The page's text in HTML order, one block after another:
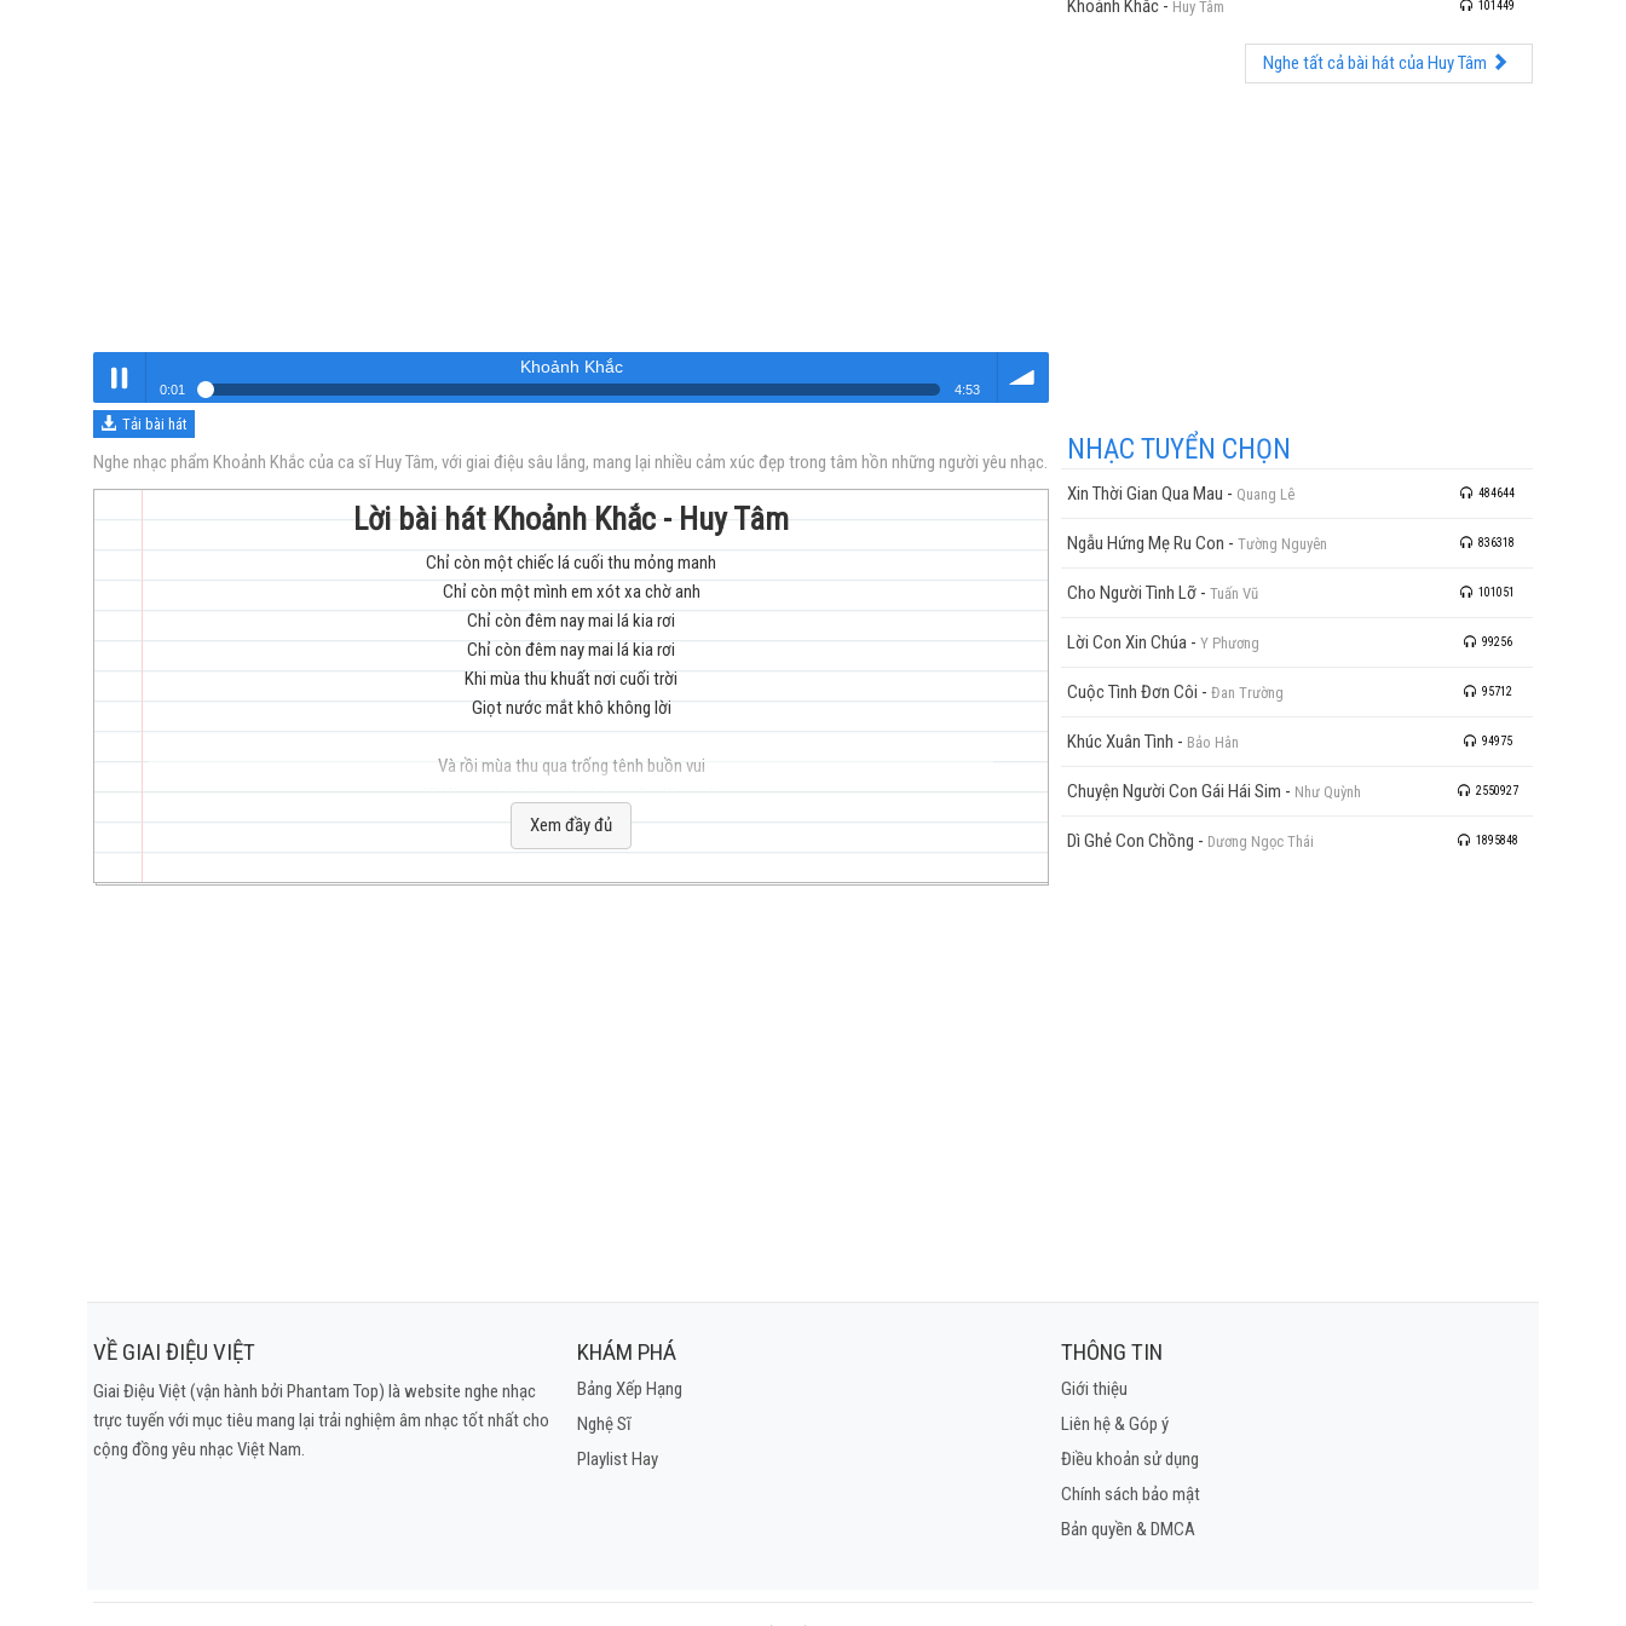
Nghe
Khoảnh Khắc
0:01 4:53
Khoảnh Khắc
Tải bài hát
Nghe nhạc phẩm Khoảnh Khắc của ca sĩ Huy Tâm, với giai điệu sâu lắng, mang lại nhiều cảm xúc đẹp trong tâm hồn những người yêu nhạc.
Lời bài hát Khoảnh Khắc - Huy Tâm
Chỉ còn một chiếc lá cuối thu mỏng manh
Chỉ còn một mình em xót xa chờ anh
Chỉ còn đêm nay mai lá kia rơi
Chỉ còn đêm nay mai lá kia rơi
Khi mùa thu khuất nơi cuối trời
Giọt nước mắt khô không lời
Và rồi mùa thu qua trống tênh buồn vui
Vùi lòng mình băng giá, tháng năm lặng trôi
Chỉ còn đêm nay hãy đến bên anh
Chỉ còn đêm nay hãy đến bên anh
Nếu ngày mai bước chân anh về
Xem đầy đủ
Khoảnh Khắc - Huy Tâm 101449
Nghe tất cả bài hát của Huy Tâm
NHẠC TUYỂN CHỌN
Xin Thời Gian Qua Mau - Quang Lê 484644
Ngẫu Hứng Mẹ Ru Con - Tường Nguyên 836318
Cho Người Tình Lỡ - Tuấn Vũ 101051
Lời Con Xin Chúa - Y Phương 99256
Cuộc Tình Đơn Côi - Đan Trường 95712
Khúc Xuân Tình - Bảo Hân 94975
Chuyện Người Con Gái Hái Sim - Như Quỳnh 2550927
Dì Ghẻ Con Chồng - Dương Ngọc Thái 1895848
VỀ GIAI ĐIỆU VIỆT
Giai Điệu Việt (vận hành bởi Phantam Top) là website nghe nhạc
trực tuyến với mục tiêu mang lại trải nghiệm âm nhạc tốt nhất cho
cộng đồng yêu nhạc Việt Nam.
KHÁM PHÁ
Bảng Xếp Hạng
Nghệ Sĩ
Playlist Hay
THÔNG TIN
Giới thiệu
Liên hệ & Góp ý
Điều khoản sử dụng
Chính sách bảo mật
Bản quyền & DMCA